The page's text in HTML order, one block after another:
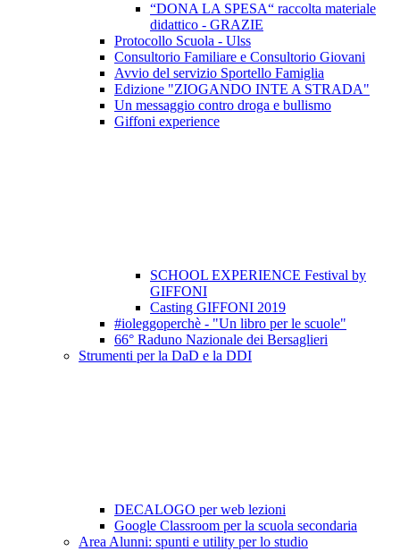
“DONA LA SPESA“ raccolta materiale
didattico - GRAZIE
Protocollo Scuola - Ulss
Consultorio Familiare e Consultorio Giovani
Avvio del servizio Sportello Famiglia
Edizione "ZIOGANDO INTE A STRADA"
Un messaggio contro droga e bullismo
Giffoni experience
SCHOOL EXPERIENCE Festival by
GIFFONI
Casting GIFFONI 2019
#ioleggoperchè - "Un libro per le scuole"
66° Raduno Nazionale dei Bersaglieri
Strumenti per la DaD e la DDI
DECALOGO per web lezioni
Google Classroom per la scuola secondaria
Area Alunni: spunti e utility per lo studio